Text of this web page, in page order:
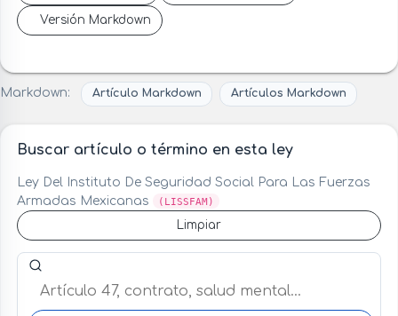
Versión Markdown
Markdown: Artículo Markdown Artículos Markdown
Buscar artículo o término en esta ley
Ley Del Instituto De Seguridad Social Para Las Fuerzas
Armadas Mexicanas
(LISSFAM)
Limpiar
Buscar artículo o término en esta ley